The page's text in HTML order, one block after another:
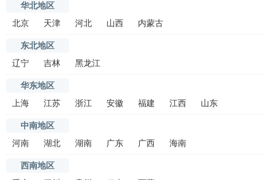
华北地区
北京
天津 河北 山西 内蒙古
东北地区
辽宁
吉林 黑龙江
华东地区
上海
江苏 浙江 安徽 福建 江西 山东
中南地区
河南
湖北 湖南 广东 广西 海南
西南地区